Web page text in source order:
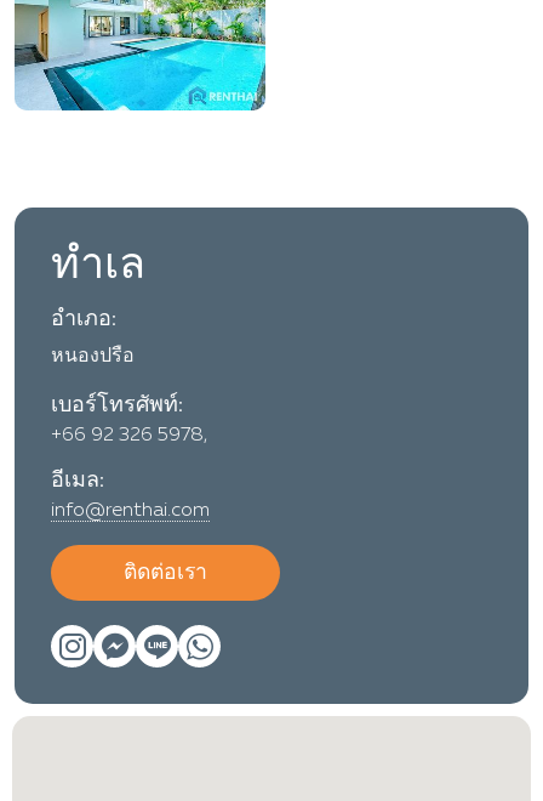
ทำเล
อำเภอ:
หนองปรือ
เบอร์โทรศัพท์:
+66 92 326 5978,
อีเมล:
info@renthai.com
ติดต่อเรา